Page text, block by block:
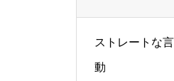
ストレートな言
動